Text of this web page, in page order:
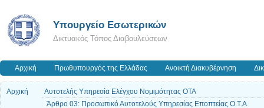
Υπουργείο Εσωτερικών
Δικτυακός Τόπος Διαβουλεύσεων
Αρχική Πρωθυπουργός της Ελλάδας Ανοικτή Διακυβέρνηση
Αρχική
Αυτοτελής Υπηρεσία Ελέγχου Νομιμότητας ΟΤΑ
Άρθρο 03: Προσωπικό Αυτοτελούς Υπηρεσίας Εποπτείας Ο.Τ.Α.